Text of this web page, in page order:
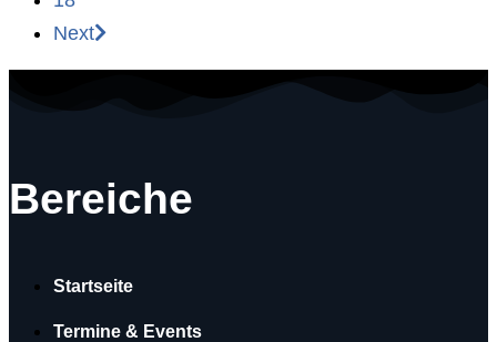
Next
Bereiche
Startseite
Termine & Events